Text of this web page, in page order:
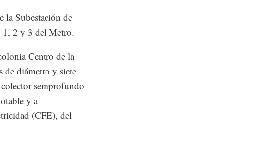
la Subestación de
1, 2 y 3 del Metro.
Centro de la
de diámetro y siete
semprofundo
y a
(CFE), del